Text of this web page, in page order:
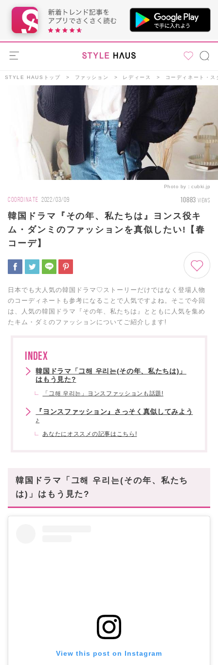
STYLE HAUSトップ ファッション レディース コーディネート・ス
Photo by： cubki.jp
COORDINATE 2022/03/09 10883 VIEWS
韓国ドラマ『その年、私たちは』ヨンス役キ
ム・ダンミのファッションを真似したい!【春
コーデ】
日本でも大人気の韓国ドラマ♡ストーリーだけではなく登場人物
のコーディネートも参考になることで人気ですよね。そこで今回
は、人気の韓国ドラマ『その年、私たちは』とともに人気を集め
たキム・ダミのファッションについてご紹介します!
INDEX
韓国ドラマ「그해 우리는(その年、私たちは)」
はもう見た?
「그해 우리는」ヨンスファッションも話題!
『ヨンスファッション』さっそく真似してみよう
♪
あなたにオススメの記事はこちら!
韓国ドラマ「그해 우리는(その年、私たち
は)」はもう見た?
View this post on Instagram